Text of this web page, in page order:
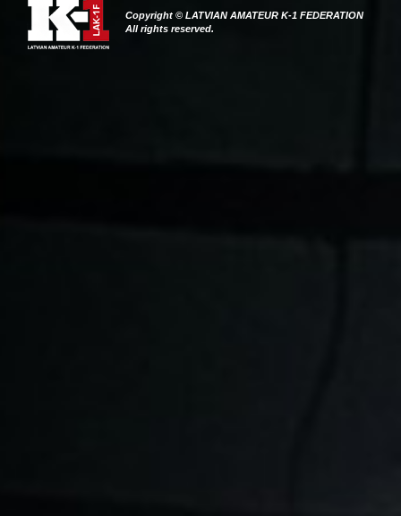
Copyright © LATVIAN AMATEUR K-1 FEDERATION
All rights reserved.